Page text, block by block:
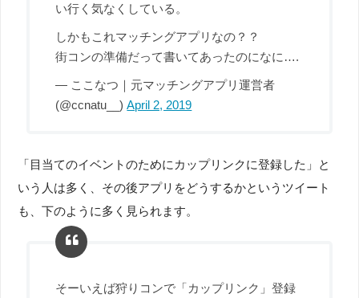
い行く気なくしている。
しかもこれマッチングアプリなの？？
街コンの準備だって書いてあったのになに….
— ここなつ｜元マッチングアプリ運営者
(@ccnatu__)April 2, 2019
「目当てのイベントのためにカップリンクに登録した」と
いう人は多く、その後アプリをどうするかというツイート
も、下のように多く見られます。
そーいえば狩りコンで「カップリンク」登録